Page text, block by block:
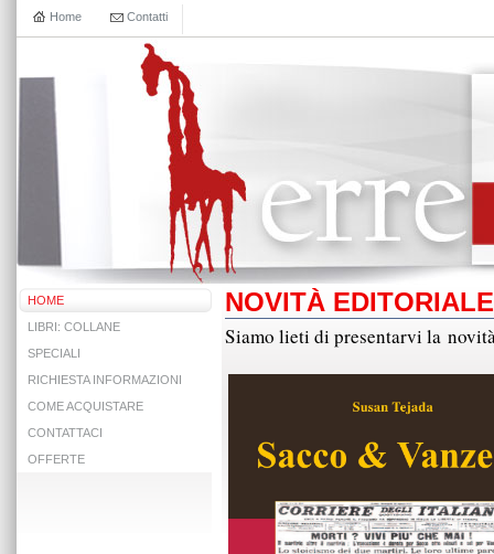
Home Contatti
HOME
LIBRI: COLLANE
SPECIALI
RICHIESTA INFORMAZIONI
COME ACQUISTARE
CONTATTACI
OFFERTE
NOVITÀ
Siamo lieti di presentarvi la